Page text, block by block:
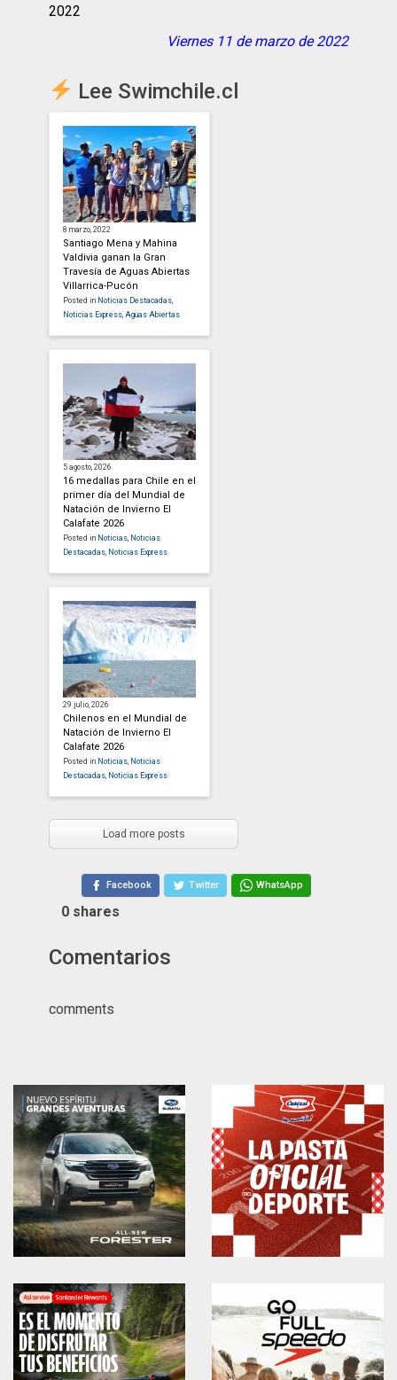
2022
Viernes 11 de marzo de 2022
Lee Swimchile.cl
8 marzo, 2022
Santiago Mena y Mahina
Valdivia ganan la Gran
Travesía de Aguas Abiertas
Villarrica-Pucón
Posted in Noticias Destacadas
Noticias Express Aguas Abiertas
5 agosto, 2026
16 medallas para Chile en el
primer día del Mundial de
Natación de Invierno El
Calafate 2026
Posted in Noticias Noticias
Destacadas Noticias Express
29 julio, 2026
Chilenos en el Mundial de
Natación de Invierno El
Calafate 2026
Posted in Noticias Noticias
Destacadas Noticias Express
Load more posts
Facebook Twitter WhatsApp
0 shares
Comentarios
comments